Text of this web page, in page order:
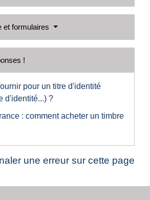
et formulaires
!
pour un titre d'identité
d'identité...) ?
: comment acheter un timbre
une erreur sur cette page